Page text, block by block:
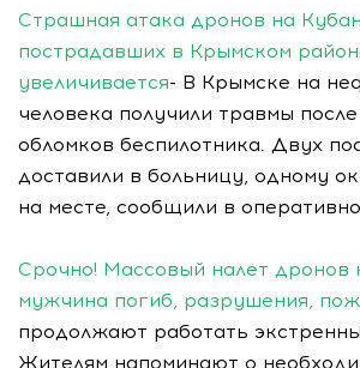
Страшная атака дронов на
пострадавших в Крымском
увеличивается- В Крымске на
человека получили травмы
обломков беспилотника. Двух
доставили в больницу, одному
на месте, сообщили в
Срочно! Массовый налет дронов
мужчина погиб, разрушения,
продолжают работать
Жителям напоминают о